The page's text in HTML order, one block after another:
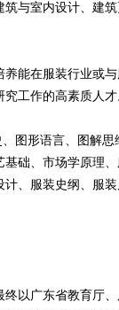
与室内设计、建
在服装行业或与
究工作的高素质人才
形语言、图解思
础、市场学原理
、服装史纲、服
以广东省教育厅